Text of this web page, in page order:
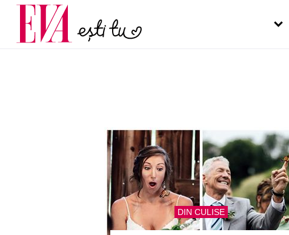
DIN CULISE
Carieră
Actualitate